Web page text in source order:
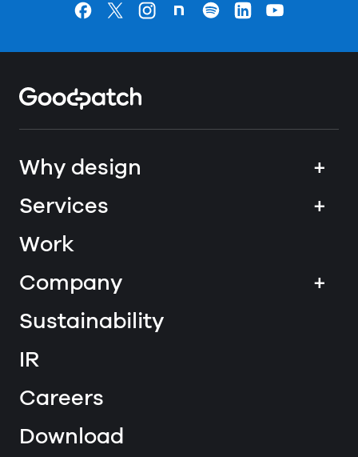
Goodpatchの
ページ
Goodpatchの
ページ
Goodpatchの
ページGoodpatchの
ページ
Goodpatchの
ページ
Goodpatchの
ページ
Goodpatchの
Why design
+
Services
+
Work
Company
+
Sustainability
IR
Careers
Download